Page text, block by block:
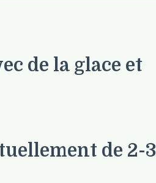
de la glace et
de 2-3